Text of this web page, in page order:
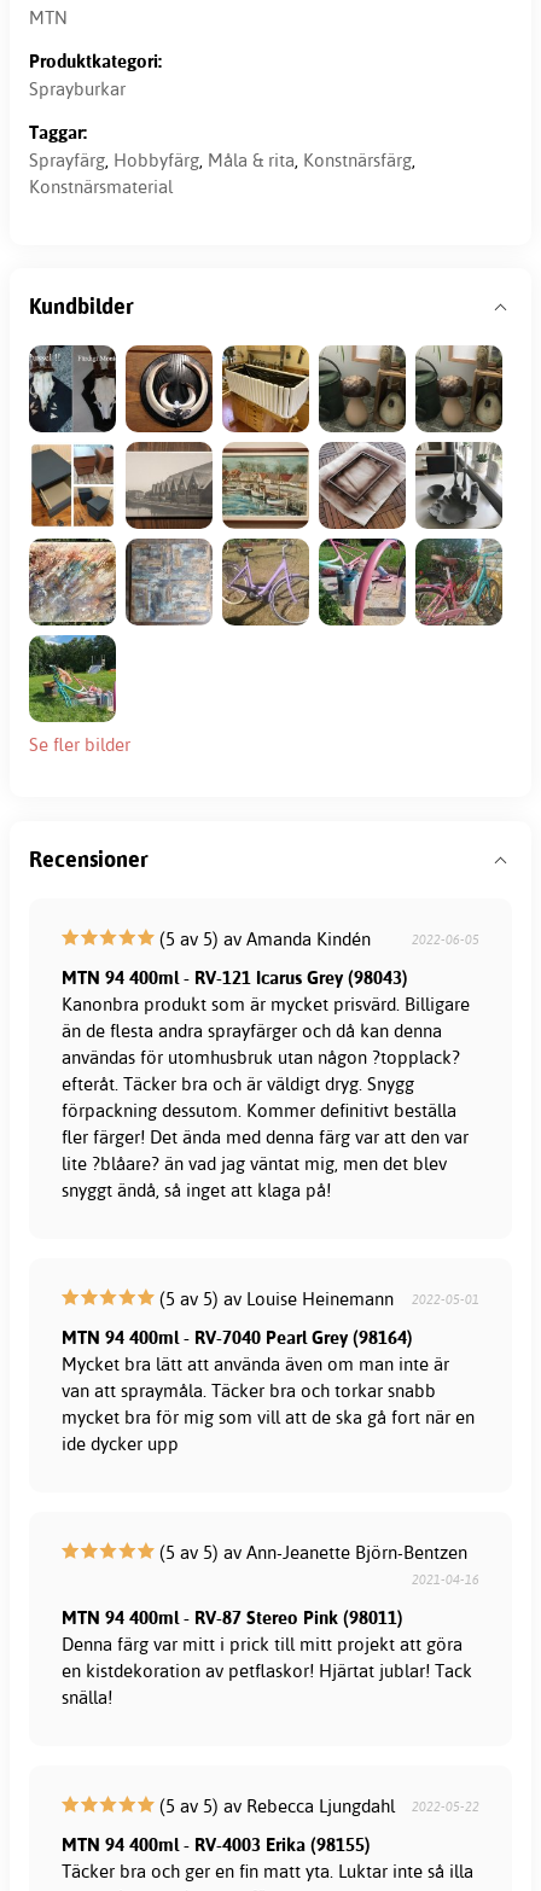
MTN
Produktkategori:
Sprayburkar
Taggar:
Sprayfärg, Hobbyfärg, Måla & rita, Konstnärsfärg,
Konstnärsmaterial
Kundbilder
Se fler bilder
Recensioner
(5 av 5) av Amanda Kindén 2022-06-05
MTN 94 400ml - RV-121 Icarus Grey (98043)
Kanonbra produkt som är mycket prisvärd. Billigare
än de flesta andra sprayfärger och då kan denna
användas för utomhusbruk utan någon ?topplack?
efteråt. Täcker bra och är väldigt dryg. Snygg
förpackning dessutom. Kommer definitivt beställa
fler färger! Det ända med denna färg var att den var
lite ?blåare? än vad jag väntat mig, men det blev
snyggt ändå, så inget att klaga på!
(5 av 5) av Louise Heinemann 2022-05-01
MTN 94 400ml - RV-7040 Pearl Grey (98164)
Mycket bra lätt att använda även om man inte är
van att spraymåla. Täcker bra och torkar snabb
mycket bra för mig som vill att de ska gå fort när en
ide dycker upp
(5 av 5) av Ann-Jeanette Björn-Bentzen
2021-04-16
MTN 94 400ml - RV-87 Stereo Pink (98011)
Denna färg var mitt i prick till mitt projekt att göra
en kistdekoration av petflaskor! Hjärtat jublar! Tack
snälla!
(5 av 5) av Rebecca Ljungdahl 2022-05-22
MTN 94 400ml - RV-4003 Erika (98155)
Täcker bra och ger en fin matt yta. Luktar inte så illa